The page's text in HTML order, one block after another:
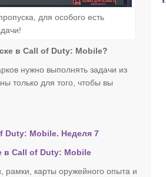
для особого есть
в Call of Duty: Mobile?
нужно выполнять задачи из
только для того, чтобы вы
Duty: Mobile. Неделя 7
в Call of Duty: Mobile
рамки, карты оружейного опыта и